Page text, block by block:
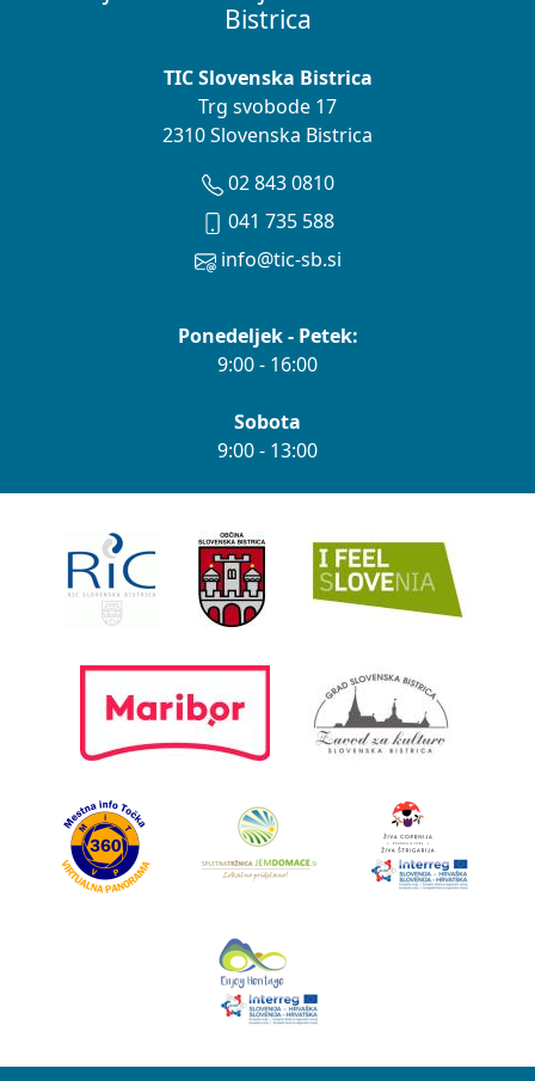
Bistrica
TIC Slovenska Bistrica
Trg svobode 17
2310 Slovenska Bistrica
02 843 0810
041 735 588
info@tic-sb.si
Ponedeljek - Petek:
9:00 - 16:00
Sobota
9:00 - 13:00